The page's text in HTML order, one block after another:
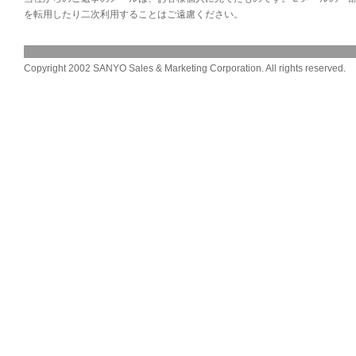
を転用したり二次利用することはご遠慮ください。
Copyright 2002 SANYO Sales & Marketing Corporation. All rights reserved.